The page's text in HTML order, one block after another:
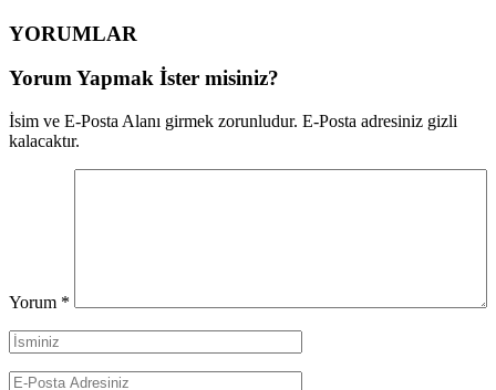
YORUMLAR
Yorum Yapmak İster misiniz?
İsim ve E-Posta Alanı girmek zorunludur. E-Posta adresiniz gizli
kalacaktır.
Yorum *